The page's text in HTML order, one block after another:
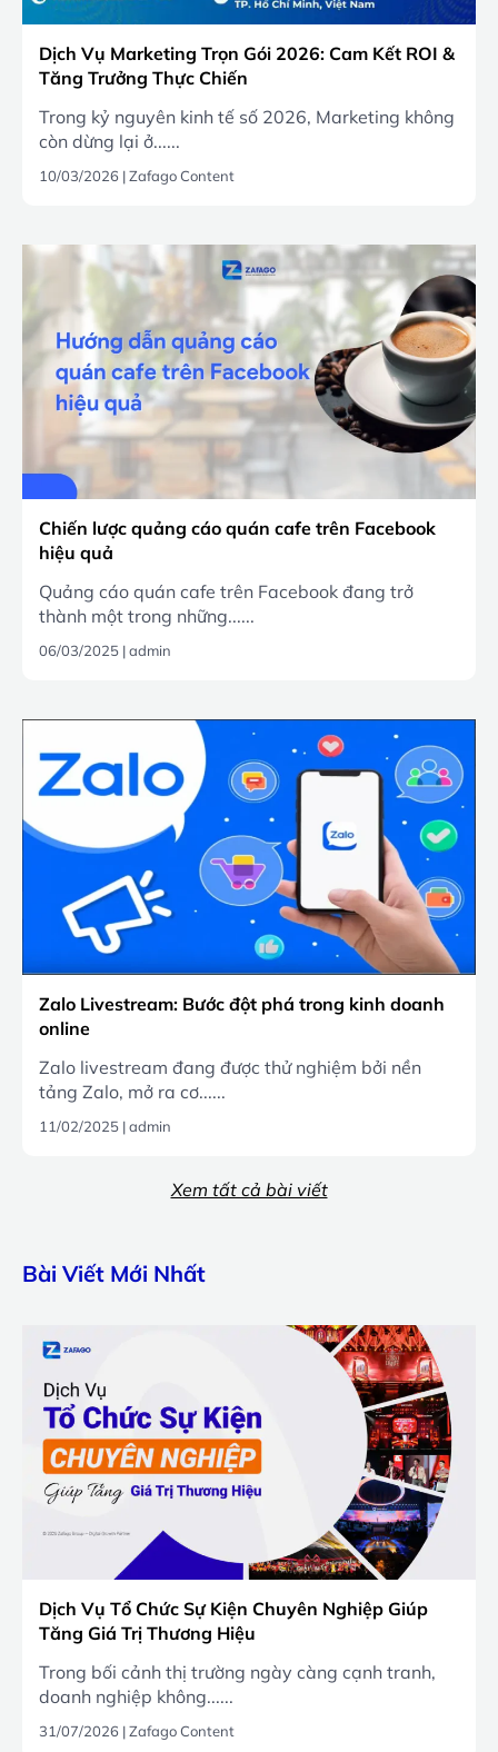
Dịch Vụ Marketing Trọn Gói 2026: Cam Kết ROI &
Tăng Trưởng Thực Chiến
Trong kỷ nguyên kinh tế số 2026, Marketing không
còn dừng lại ở......
10/03/2026 |Zafago Content
Chiến lược quảng cáo quán cafe trên Facebook
hiệu quả
Quảng cáo quán cafe trên Facebook đang trở
thành một trong những......
06/03/2025 |admin
Zalo Livestream: Bước đột phá trong kinh doanh
online
Zalo livestream đang được thử nghiệm bởi nền
tảng Zalo, mở ra cơ......
11/02/2025 |admin
Xem tất cả bài viết
Bài Viết Mới Nhất
Dịch Vụ Tổ Chức Sự Kiện Chuyên Nghiệp Giúp
Tăng Giá Trị Thương Hiệu
Trong bối cảnh thị trường ngày càng cạnh tranh,
doanh nghiệp không......
31/07/2026 |Zafago Content